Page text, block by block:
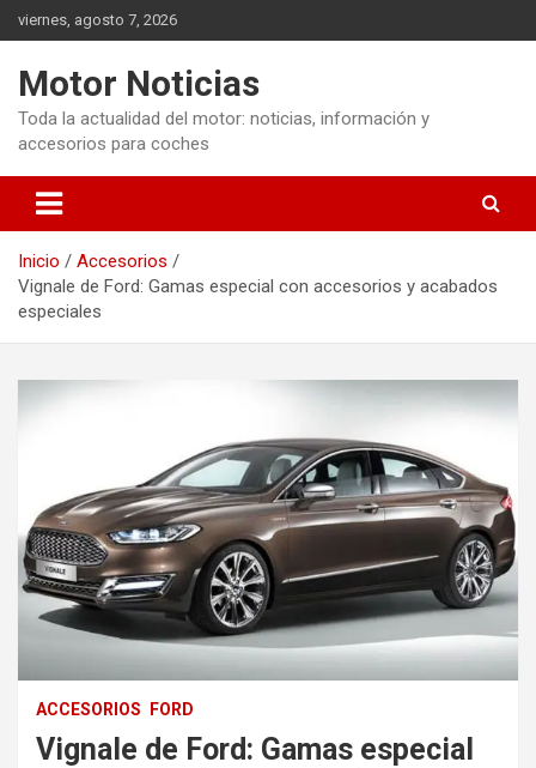
Saltar
al
viernes, agosto 7, 2026
Motor Noticias
Toda la actualidad del motor: noticias, información y
accesorios para coches
Inicio
Accesorios
Vignale de Ford: Gamas especial con accesorios y acabados
especiales
ACCESORIOS FORD
Vignale de Ford: Gamas especial